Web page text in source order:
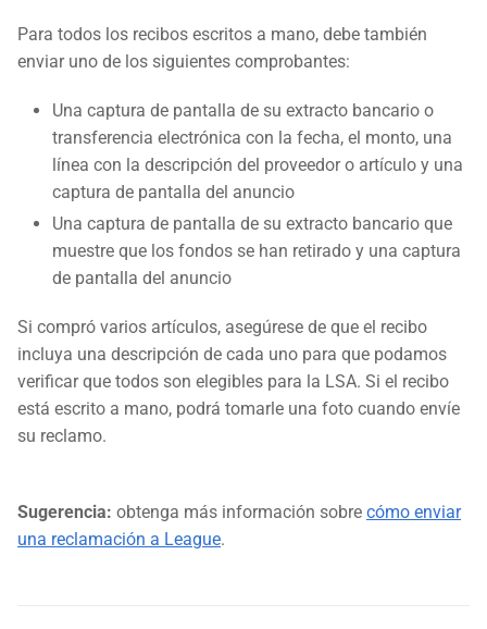
Para todos los recibos escritos a mano, debe también
enviar uno de los siguientes comprobantes:
Una captura de pantalla de su extracto bancario o
transferencia electrónica con la fecha, el monto, una
línea con la descripción del proveedor o artículo y una
captura de pantalla del anuncio
Una captura de pantalla de su extracto bancario que
muestre que los fondos se han retirado y una captura
de pantalla del anuncio
Si compró varios artículos, asegúrese de que el recibo
incluya una descripción de cada uno para que podamos
verificar que todos son elegibles para la LSA. Si el recibo
está escrito a mano, podrá tomarle una foto cuando envíe
su reclamo.
Sugerencia: obtenga más información sobre cómo enviar
una reclamación a League.